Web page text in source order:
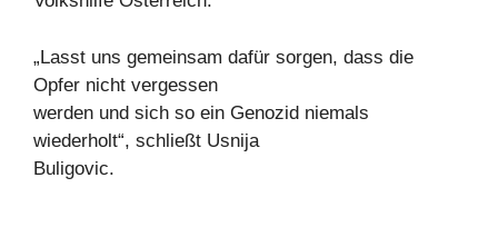
„Lasst uns gemeinsam dafür sorgen, dass die
Opfer nicht vergessen
werden und sich so ein Genozid niemals
wiederholt“, schließt Usnija
Buligovic.